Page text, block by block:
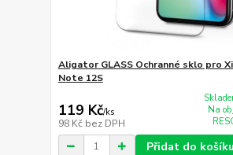
Aligator GLASS Ochranné sklo pro
Note 12S
119 Kč/ks
98 Kč bez DPH
Na
Přidat do košíku